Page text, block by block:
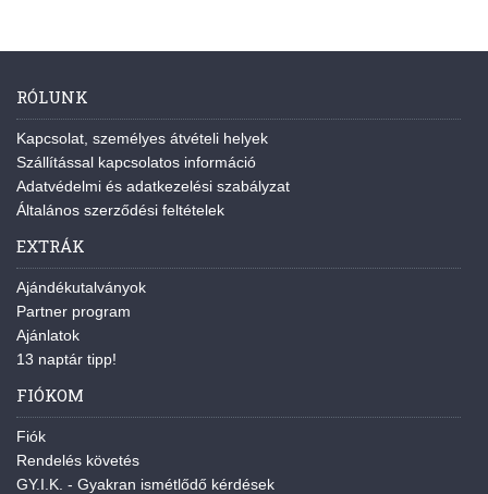
RÓLUNK
Kapcsolat, személyes átvételi helyek
Szállítással kapcsolatos információ
Adatvédelmi és adatkezelési szabályzat
Általános szerződési feltételek
EXTRÁK
Ajándékutalványok
Partner program
Ajánlatok
13 naptár tipp!
FIÓKOM
Fiók
Rendelés követés
GY.I.K. - Gyakran ismétlődő kérdések